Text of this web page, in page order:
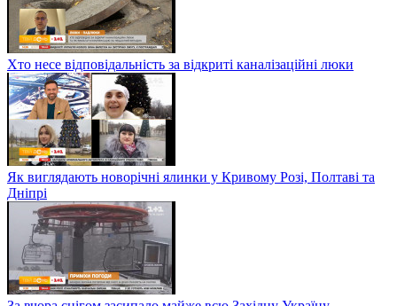
Хто несе відповідальність за відкриті каналізаційні люки
Як виглядають новорічні ялинки у Кривому Розі, Полтаві та
Дніпрі